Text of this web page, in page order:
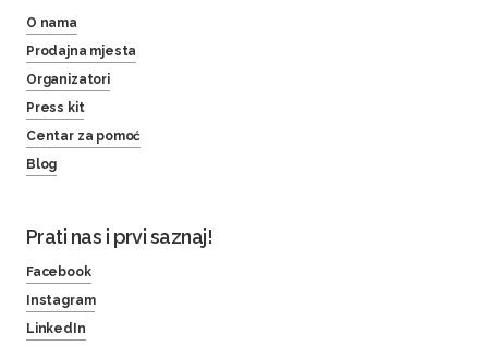
O nama
Prodajna mjesta
Organizatori
Press kit
Centar za pomoć
Blog
Prati nas i prvi saznaj!
Facebook
Instagram
LinkedIn